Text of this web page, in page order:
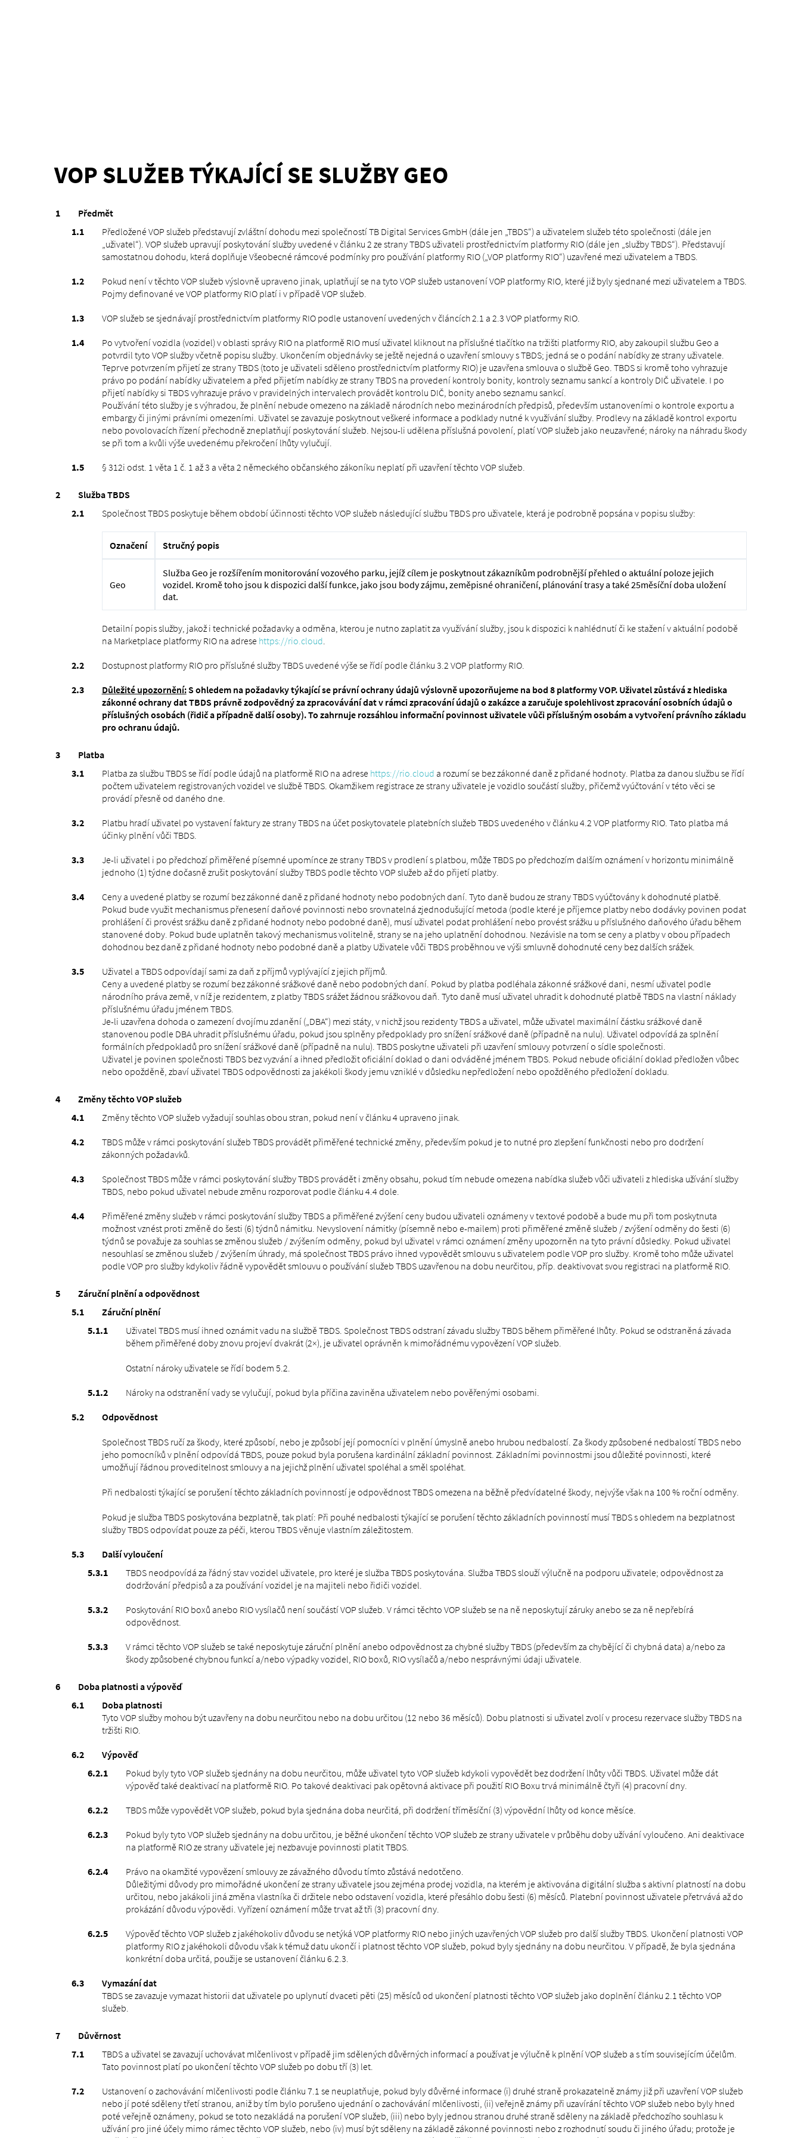
VOP SLUŽEB TÝKAJÍCÍ SE SLUŽBY GEO
Předmět
Předložené VOP služeb představují zvláštní dohodu mezi společností TB Digital Services GmbH (dále jen „TBDS“) a uživatelem služeb této společnosti (dále jen
„uživatel“). VOP služeb upravují poskytování služby uvedené v článku 2 ze strany TBDS uživateli prostřednictvím platformy RIO (dále jen „služby TBDS“). Představují
samostatnou dohodu, která doplňuje Všeobecné rámcové podmínky pro používání platformy RIO („VOP platformy RIO“) uzavřené mezi uživatelem a TBDS.
Pokud není v těchto VOP služeb výslovně upraveno jinak, uplatňují se na tyto VOP služeb ustanovení VOP platformy RIO, které již byly sjednané mezi uživatelem a TBDS.
Pojmy definované ve VOP platformy RIO platí i v případě VOP služeb.
VOP služeb se sjednávají prostřednictvím platformy RIO podle ustanovení uvedených v článcích 2.1 a 2.3 VOP platformy RIO.
Po vytvoření vozidla (vozidel) v oblasti správy RIO na platformě RIO musí uživatel kliknout na příslušné tlačítko na tržišti platformy RIO, aby zakoupil službu Geo a
potvrdil tyto VOP služby včetně popisu služby. Ukončením objednávky se ještě nejedná o uzavření smlouvy s TBDS; jedná se o podání nabídky ze strany uživatele.
Teprve potvrzením přijetí ze strany TBDS (toto je uživateli sděleno prostřednictvím platformy RIO) je uzavřena smlouva o službě Geo. TBDS si kromě toho vyhrazuje
právo po podání nabídky uživatelem a před přijetím nabídky ze strany TBDS na provedení kontroly bonity, kontroly seznamu sankcí a kontroly DIČ uživatele. I po
přijetí nabídky si TBDS vyhrazuje právo v pravidelných intervalech provádět kontrolu DIČ, bonity anebo seznamu sankcí.
Používání této služby je s výhradou, že plnění nebude omezeno na základě národních nebo mezinárodních předpisů, především ustanoveními o kontrole exportu a
embargy či jinými právními omezeními. Uživatel se zavazuje poskytnout veškeré informace a podklady nutné k využívání služby. Prodlevy na základě kontrol exportu
nebo povolovacích řízení přechodně zneplatňují poskytování služeb. Nejsou-li udělena příslušná povolení, platí VOP služeb jako neuzavřené; nároky na náhradu škody
se při tom a kvůli výše uvedenému překročení lhůty vylučují.
§ 312i odst. 1 věta 1 č. 1 až 3 a věta 2 německého občanského zákoníku neplatí při uzavření těchto VOP služeb.
Služba TBDS
Společnost TBDS poskytuje během období účinnosti těchto VOP služeb následující službu TBDS pro uživatele, která je podrobně popsána v popisu služby:
Označení Stručný popis
Geo
Služba Geo je rozšířením monitorování vozového parku, jejíž cílem je poskytnout zákazníkům podrobnější přehled o aktuální poloze jejich
vozidel. Kromě toho jsou k dispozici další funkce, jako jsou body zájmu, zeměpisné ohraničení, plánování trasy a také 25měsíční doba uložení
dat.
Detailní popis služby, jakož i technické požadavky a odměna, kterou je nutno zaplatit za využívání služby, jsou k dispozici k nahlédnutí či ke stažení v aktuální podobě
na Marketplace platformy RIO na adrese https://rio.cloud
Dostupnost platformy RIO pro příslušné služby TBDS uvedené výše se řídí podle článku 3.2 VOP platformy RIO.
Důležité upozornění:S ohledem na požadavky týkající se právní ochrany údajů výslovně upozorňujeme na bod 8 platformy VOP. Uživatel zůstává z hlediska
zákonné ochrany dat TBDS právně zodpovědný za zpracovávání dat v rámci zpracování údajů o zakázce a zaručuje spolehlivost zpracování osobních údajů o
příslušných osobách (řidič a případně další osoby). To zahrnuje rozsáhlou informační povinnost uživatele vůči příslušným osobám a vytvoření právního základu
pro ochranu údajů.
Platba
Platba za službu TBDS se řídí podle údajů na platformě RIO na adrese https://rio.cloud a rozumí se bez zákonné daně z přidané hodnoty. Platba za danou službu se řídí
počtem uživatelem registrovaných vozidel ve službě TBDS. Okamžikem registrace ze strany uživatele je vozidlo součástí služby, přičemž vyúčtování v této věci se
provádí přesně od daného dne.
Platbu hradí uživatel po vystavení faktury ze strany TBDS na účet poskytovatele platebních služeb TBDS uvedeného v článku 4.2 VOP platformy RIO. Tato platba má
účinky plnění vůči TBDS.
Je-li uživatel i po předchozí přiměřené písemné upomínce ze strany TBDS v prodlení s platbou, může TBDS po předchozím dalším oznámení v horizontu minimálně
jednoho (1) týdne dočasně zrušit poskytování služby TBDS podle těchto VOP služeb až do přijetí platby.
Ceny a uvedené platby se rozumí bez zákonné daně z přidané hodnoty nebo podobných daní. Tyto daně budou ze strany TBDS vyúčtovány k dohodnuté platbě.
Pokud bude využit mechanismus přenesení daňové povinnosti nebo srovnatelná zjednodušující metoda (podle které je příjemce platby nebo dodávky povinen podat
prohlášení či provést srážku daně z přidané hodnoty nebo podobné daně), musí uživatel podat prohlášení nebo provést srážku u příslušného daňového úřadu během
stanovené doby. Pokud bude uplatněn takový mechanismus volitelně, strany se na jeho uplatnění dohodnou. Nezávisle na tom se ceny a platby v obou případech
dohodnou bez daně z přidané hodnoty nebo podobné daně a platby Uživatele vůči TBDS proběhnou ve výši smluvně dohodnuté ceny bez dalších srážek.
Uživatel a TBDS odpovídají sami za daň z příjmů vyplývající z jejich příjmů.
Ceny a uvedené platby se rozumí bez zákonné srážkové daně nebo podobných daní. Pokud by platba podléhala zákonné srážkové dani, nesmí uživatel podle
národního práva země, v níž je rezidentem, z platby TBDS srážet žádnou srážkovou daň. Tyto daně musí uživatel uhradit k dohodnuté platbě TBDS na vlastní náklady
příslušnému úřadu jménem TBDS.
Je-li uzavřena dohoda o zamezení dvojímu zdanění („DBA“) mezi státy, v nichž jsou rezidenty TBDS a uživatel, může uživatel maximální částku srážkové daně
stanovenou podle DBA uhradit příslušnému úřadu, pokud jsou splněny předpoklady pro snížení srážkové daně (případně na nulu). Uživatel odpovídá za splnění
formálních předpokladů pro snížení srážkové daně (případně na nulu). TBDS poskytne uživateli při uzavření smlouvy potvrzení o sídle společnosti.
Uživatel je povinen společnosti TBDS bez vyzvání a ihned předložit oficiální doklad o dani odváděné jménem TBDS. Pokud nebude oficiální doklad předložen vůbec
nebo opožděně, zbaví uživatel TBDS odpovědnosti za jakékoli škody jemu vzniklé v důsledku nepředložení nebo opožděného předložení dokladu.
Změny těchto VOP služeb
Změny těchto VOP služeb vyžadují souhlas obou stran, pokud není v článku 4 upraveno jinak.
TBDS může v rámci poskytování služeb TBDS provádět přiměřené technické změny, především pokud je to nutné pro zlepšení funkčnosti nebo pro dodržení
zákonných požadavků.
Společnost TBDS může v rámci poskytování služby TBDS provádět i změny obsahu, pokud tím nebude omezena nabídka služeb vůči uživateli z hlediska užívání služby
TBDS, nebo pokud uživatel nebude změnu rozporovat podle článku 4.4 dole.
Přiměřené změny služeb v rámci poskytování služby TBDS a přiměřené zvýšení ceny budou uživateli oznámeny v textové podobě a bude mu při tom poskytnuta
možnost vznést proti změně do šesti (6) týdnů námitku. Nevyslovení námitky (písemně nebo e-mailem) proti přiměřené změně služeb / zvýšení odměny do šesti (6)
týdnů se považuje za souhlas se změnou služeb / zvýšením odměny, pokud byl uživatel v rámci oznámení změny upozorněn na tyto právní důsledky. Pokud uživatel
nesouhlasí se změnou služeb / zvýšením úhrady, má společnost TBDS právo ihned vypovědět smlouvu s uživatelem podle VOP pro služby. Kromě toho může uživatel
podle VOP pro služby kdykoliv řádně vypovědět smlouvu o používání služeb TBDS uzavřenou na dobu neurčitou, příp. deaktivovat svou registraci na platformě RIO.
Záruční plnění a odpovědnost
Záruční plnění
Uživatel TBDS musí ihned oznámit vadu na službě TBDS. Společnost TBDS odstraní závadu služby TBDS během přiměřené lhůty. Pokud se odstraněná závada
během přiměřené doby znovu projeví dvakrát (2×), je uživatel oprávněn k mimořádnému vypovězení VOP služeb.
Ostatní nároky uživatele se řídí bodem 5.2.
Nároky na odstranění vady se vylučují, pokud byla příčina zaviněna uživatelem nebo pověřenými osobami.
Odpovědnost
Společnost TBDS ručí za škody, které způsobí, nebo je způsobí její pomocníci v plnění úmyslně anebo hrubou nedbalostí. Za škody způsobené nedbalostí TBDS nebo
jeho pomocníků v plnění odpovídá TBDS, pouze pokud byla porušena kardinální základní povinnost. Základními povinnostmi jsou důležité povinnosti, které
umožňují řádnou proveditelnost smlouvy a na jejichž plnění uživatel spoléhal a směl spoléhat.
Při nedbalosti týkající se porušení těchto základních povinností je odpovědnost TBDS omezena na běžně předvídatelné škody, nejvýše však na 100 % roční odměny.
Pokud je služba TBDS poskytována bezplatně, tak platí: Při pouhé nedbalosti týkající se porušení těchto základních povinností musí TBDS s ohledem na bezplatnost
služby TBDS odpovídat pouze za péči, kterou TBDS věnuje vlastním záležitostem.
Další vyloučení
TBDS neodpovídá za řádný stav vozidel uživatele, pro které je služba TBDS poskytována. Služba TBDS slouží výlučně na podporu uživatele; odpovědnost za
dodržování předpisů a za používání vozidel je na majiteli nebo řidiči vozidel.
Poskytování RIO boxů anebo RIO vysílačů není součástí VOP služeb. V rámci těchto VOP služeb se na ně neposkytují záruky anebo se za ně nepřebírá
odpovědnost.
V rámci těchto VOP služeb se také neposkytuje záruční plnění anebo odpovědnost za chybné služby TBDS (především za chybějící či chybná data) a/nebo za
škody způsobené chybnou funkcí a/nebo výpadky vozidel, RIO boxů, RIO vysílačů a/nebo nesprávnými údaji uživatele.
Doba platnosti a výpověď
Doba platnosti
Tyto VOP služby mohou být uzavřeny na dobu neurčitou nebo na dobu určitou (12 nebo 36 měsíců). Dobu platnosti si uživatel zvolí v procesu rezervace služby TBDS na
tržišti RIO.
Výpověď
Pokud byly tyto VOP služeb sjednány na dobu neurčitou, může uživatel tyto VOP služeb kdykoli vypovědět bez dodržení lhůty vůči TBDS. Uživatel může dát
výpověď také deaktivací na platformě RIO. Po takové deaktivaci pak opětovná aktivace při použití RIO Boxu trvá minimálně čtyři (4) pracovní dny.
TBDS může vypovědět VOP služeb, pokud byla sjednána doba neurčitá, při dodržení tříměsíční (3) výpovědní lhůty od konce měsíce.
Pokud byly tyto VOP služeb sjednány na dobu určitou, je běžné ukončení těchto VOP služeb ze strany uživatele v průběhu doby užívání vyloučeno. Ani deaktivace
na platformě RIO ze strany uživatele jej nezbavuje povinnosti platit TBDS.
Právo na okamžité vypovězení smlouvy ze závažného důvodu tímto zůstává nedotčeno.
Důležitými důvody pro mimořádné ukončení ze strany uživatele jsou zejména prodej vozidla, na kterém je aktivována digitální služba s aktivní platností na dobu
určitou, nebo jakákoli jiná změna vlastníka či držitele nebo odstavení vozidla, které přesáhlo dobu šesti (6) měsíců. Platební povinnost uživatele přetrvává až do
prokázání důvodu výpovědi. Vyřízení oznámení může trvat až tři (3) pracovní dny.
Výpověď těchto VOP služeb z jakéhokoliv důvodu se netýká VOP platformy RIO nebo jiných uzavřených VOP služeb pro další služby TBDS. Ukončení platnosti VOP
platformy RIO z jakéhokoli důvodu však k témuž datu ukončí i platnost těchto VOP služeb, pokud byly sjednány na dobu neurčitou. V případě, že byla sjednána
konkrétní doba určitá, použije se ustanovení článku 6.2.3.
Vymazání dat
TBDS se zavazuje vymazat historii dat uživatele po uplynutí dvaceti pěti (25) měsíců od ukončení platnosti těchto VOP služeb jako doplnění článku 2.1 těchto VOP
služeb.
Důvěrnost
TBDS a uživatel se zavazují uchovávat mlčenlivost v případě jim sdělených důvěrných informací a používat je výlučně k plnění VOP služeb a s tím souvisejícím účelům.
Tato povinnost platí po ukončení těchto VOP služeb po dobu tří (3) let.
Ustanovení o zachovávání mlčenlivosti podle článku 7.1 se neuplatňuje, pokud byly důvěrné informace (i) druhé straně prokazatelně známy již při uzavření VOP služeb
nebo jí poté sděleny třetí stranou, aniž by tím bylo porušeno ujednání o zachovávání mlčenlivosti, (ii) veřejně známy při uzavírání těchto VOP služeb nebo byly hned
poté veřejně oznámeny, pokud se toto nezakládá na porušení VOP služeb, (iii) nebo byly jednou stranou druhé straně sděleny na základě předchozího souhlasu k
užívání pro jiné účely mimo rámec těchto VOP služeb, nebo (iv) musí být sděleny na základě zákonné povinnosti nebo z rozhodnutí soudu či jiného úřadu; protože je